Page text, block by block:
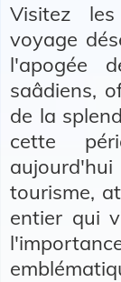
Visitez
voyage
l'apogée
saâdiens,
de la
cette
tourisme,
entier qui